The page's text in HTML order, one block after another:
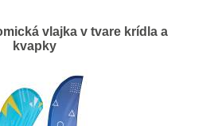
vlajka v tvare krídla a
kvapky